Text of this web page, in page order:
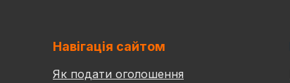
Навігація сайтом
Як подати оголошення